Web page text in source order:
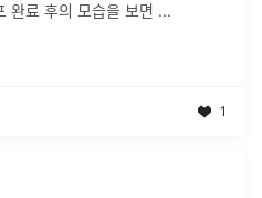
완료 후의 모습을 보면 ...
1